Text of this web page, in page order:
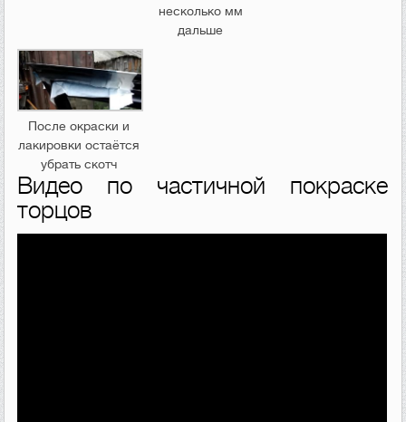
несколько мм
дальше
После окраски и
лакировки остаётся
убрать скотч
Видео по частичной покраске
торцов